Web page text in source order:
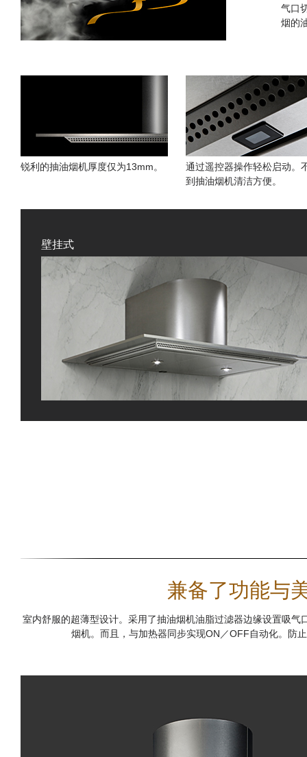
气口
烟的
锐利的抽油烟机厚度仅为13mm。
通过遥控器操作轻松启动。
到抽油烟机清洁方便。
壁挂式
兼备了功能与
室内舒服的超薄型设计。采用了抽油烟机油脂过滤器边缘设置吸
烟机。而且，与加热器同步实现ON／OFF自动化。防